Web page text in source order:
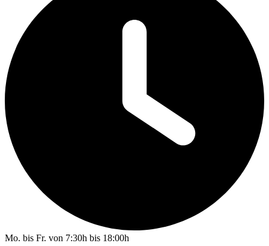
Mo. bis Fr. von 7:30h bis 18:00h